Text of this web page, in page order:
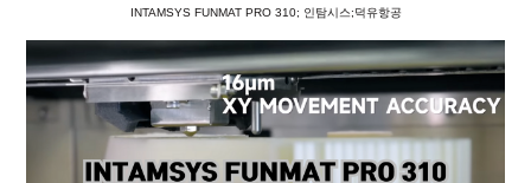
INTAMSYS FUNMAT PRO 310; 인탐시스;덕유항공